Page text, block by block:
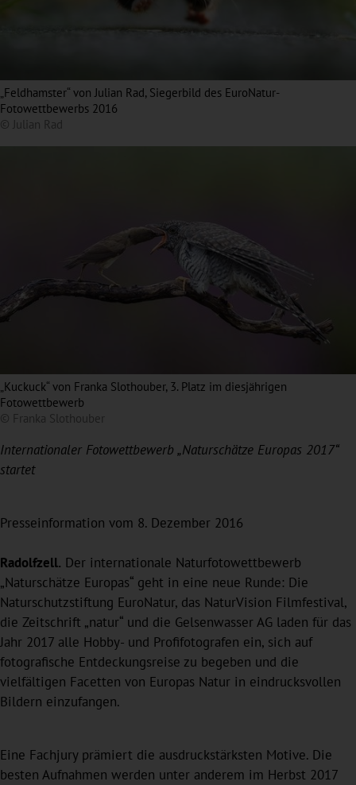
„Feldhamster“ von Julian Rad, Siegerbild des EuroNatur-
Fotowettbewerbs 2016
© Julian Rad
„Kuckuck“ von Franka Slothouber, 3. Platz im diesjährigen
Fotowettbewerb
© Franka Slothouber
Internationaler Fotowettbewerb „Naturschätze Europas 2017“
startet
Presseinformation vom 8. Dezember 2016
Radolfzell. Der internationale Naturfotowettbewerb
„Naturschätze Europas“ geht in eine neue Runde: Die
Naturschutzstiftung EuroNatur, das NaturVision Filmfestival,
die Zeitschrift „natur“ und die Gelsenwasser AG laden für das
Jahr 2017 alle Hobby- und Profifotografen ein, sich auf
fotografische Entdeckungsreise zu begeben und die
vielfältigen Facetten von Europas Natur in eindrucksvollen
Bildern einzufangen.
Eine Fachjury prämiert die ausdruckstärksten Motive. Die
besten Aufnahmen werden unter anderem im Herbst 2017